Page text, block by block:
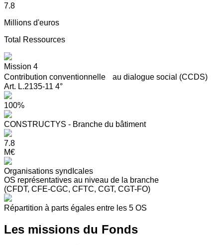
7.8
Millions d'euros
Total Ressources
Mission 4
Contribution conventionnelle au dialogue social (CCDS)
Art. L.2135-11 4°
100%
CONSTRUCTYS - Branche du bâtiment
7.8
M€
Organisations syndIcales
OS représentatives au niveau de la branche
(CFDT, CFE-CGC, CFTC, CGT, CGT-FO)
Répartition à parts égales entre les 5 OS
Les missions du Fonds